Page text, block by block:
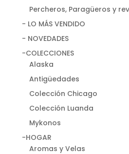
Percheros, Paragüeros y
- LO MÁS VENDIDO
- NOVEDADES
-COLECCIONES
Alaska
Antigüedades
Colección Chicago
Colección Luanda
Mykonos
-HOGAR
Aromas y Velas